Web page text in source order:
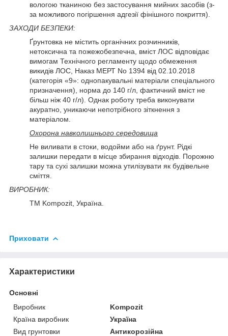
вологою тканиною без застосування мийних засобів (з-
за можливого погіршення адгезії фінішного покриття).
ЗАХОДИ БЕЗПЕКИ:
Ґрунтовка не містить органічних розчинників,
нетоксична та пожежобезпечна, вміст ЛОС відповідає
вимогам Технічного регламенту щодо обмеження
викидів ЛОС, Наказ МЕРТ No 1394 від 02.10.2018
(категорія «9»: однопакувальні матеріали спеціального
призначення), норма до 140 г/л, фактичний вміст не
більш ніж 40 г/л). Однак роботу треба виконувати
акуратно, уникаючи непотрібного зіткнення з
матеріалом.
Охорона навколишнього середовища
Не виливати в стоки, водойми або на ґрунт. Рідкі
залишки передати в місце збирання відходів. Порожню
тару та сухі залишки можна утилізувати як будівельне
сміття.
ВИРОБНИК:
ТМ Kompozit, Україна.
Приховати
Характеристики
Основні
Виробник
Kompozit
Країна виробник
Україна
Вид грунтовки
Антикорозійна